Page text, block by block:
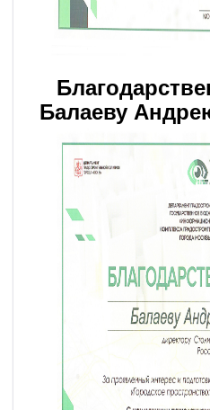
Балаеву